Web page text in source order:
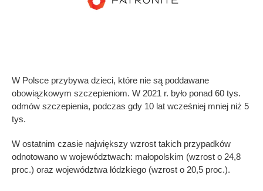
W Polsce przybywa dzieci, które nie są poddawane
obowiązkowym szczepieniom. W 2021 r. było ponad 60 tys.
odmów szczepienia, podczas gdy 10 lat wcześniej mniej niż 5
tys.
W ostatnim czasie największy wzrost takich przypadków
odnotowano w województwach: małopolskim (wzrost o 24,8
proc.) oraz województwa łódzkiego (wzrost o 20,5 proc.).